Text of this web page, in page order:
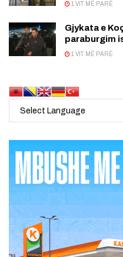
1 VIT MË PARË
Gjykata e
paraburgim
1 VIT MË PARË